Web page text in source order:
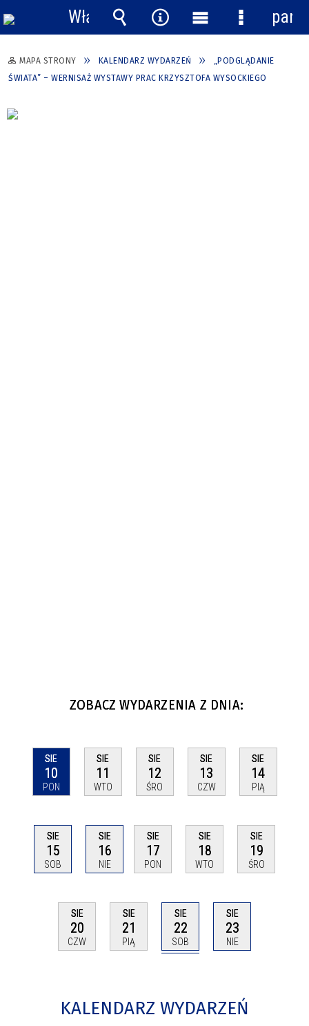
MAPA STRONY KALENDARZ WYDARZEŃ
„PODGLĄDANIE
ŚWIATA” – WERNISAŻ WYSTAWY PRAC KRZYSZTOFA WYSOCKIEGO
ZOBACZ WYDARZENIA Z DNIA:
SIE
10
PON
SIE
11
WTO
SIE
12
ŚRO
SIE
13
CZW
SIE
14
PIĄ
SIE
15
SOB
SIE
16
NIE
SIE
17
PON
SIE
18
WTO
SIE
19
ŚRO
SIE
20
CZW
SIE
21
PIĄ
SIE
22
SOB
SIE
23
NIE
KALENDARZ WYDARZEŃ
Włącz
powiadomienia
Wyszukiwarka
Narzędzia
Menu
główne
Menu
panel